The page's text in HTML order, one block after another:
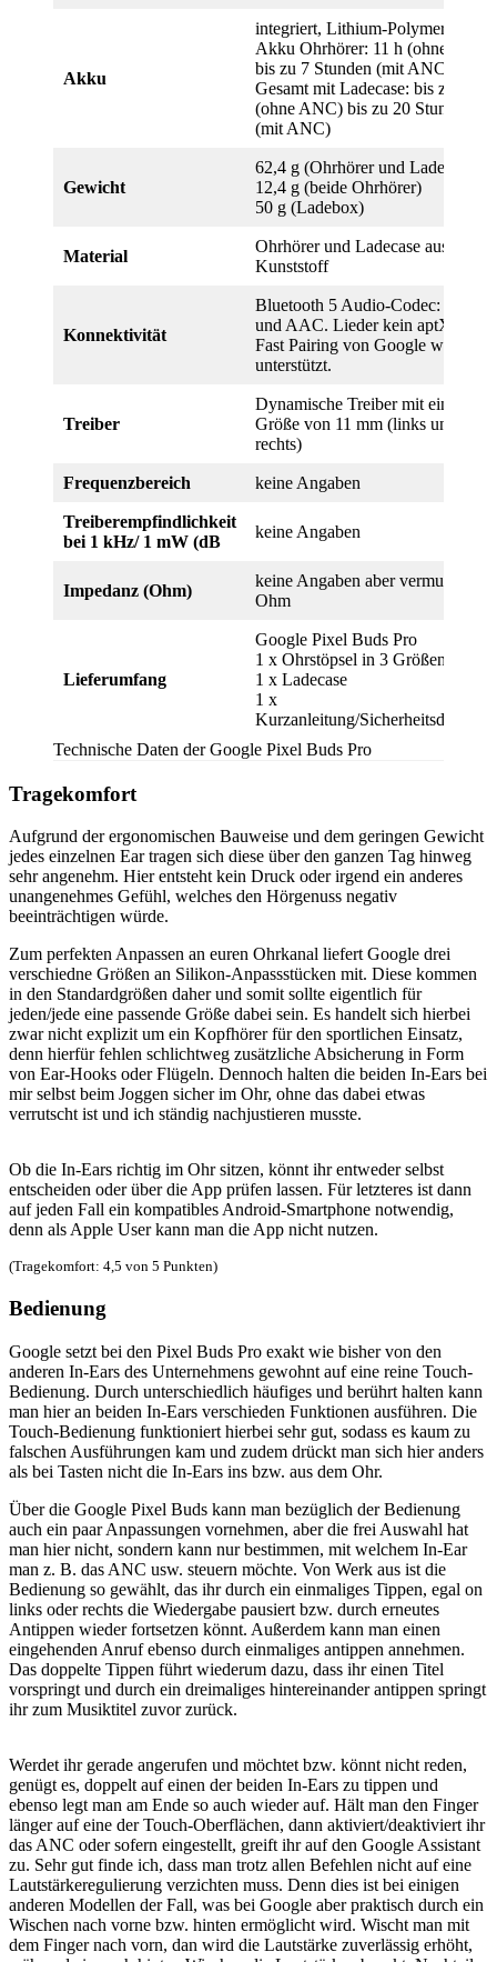
Akku
integriert, Lithium-Polymer-Akku
Akku Ohrhörer: 11 h (ohne ANC)
bis zu 7 Stunden (mit ANC)
Gesamt mit Ladecase: bis zu 31 h
(ohne ANC) bis zu 20 Stunden
(mit ANC)
Gewicht
62,4 g (Ohrhörer und Ladebox)
12,4 g (beide Ohrhörer)
50 g (Ladebox)
Material
Ohrhörer und Ladecase aus
Kunststoff
Konnektivität
Bluetooth 5 Audio-Codec: SBC
und AAC. Lieder kein aptX
Fast Pairing von Google wird
unterstützt.
Treiber
Dynamische Treiber mit einer
Größe von 11 mm (links und
rechts)
Frequenzbereich keine Angaben
Treiberempfindlichkeit
bei 1 kHz/ 1 mW (dB
keine Angaben
Impedanz (Ohm)
keine Angaben aber vermutlich 16
Ohm
Lieferumfang
Google Pixel Buds Pro
1 x Ohrstöpsel in 3 Größen
1 x Ladecase
1 x
Kurzanleitung/
Technische Daten der Google Pixel Buds Pro
Tragekomfort
Aufgrund der ergonomischen Bauweise und dem geringen Gewicht
jedes einzelnen Ear tragen sich diese über den ganzen Tag hinweg
sehr angenehm. Hier entsteht kein Druck oder irgend ein anderes
unangenehmes Gefühl, welches den Hörgenuss negativ
beeinträchtigen würde.
Zum perfekten Anpassen an euren Ohrkanal liefert Google drei
verschiedne Größen an Silikon-Anpassstücken mit. Diese kommen
in den Standardgrößen daher und somit sollte eigentlich für
jeden/jede eine passende Größe dabei sein. Es handelt sich hierbei
zwar nicht explizit um ein Kopfhörer für den sportlichen Einsatz,
denn hierfür fehlen schlichtweg zusätzliche Absicherung in Form
von Ear-Hooks oder Flügeln. Dennoch halten die beiden In-Ears bei
mir selbst beim Joggen sicher im Ohr, ohne das dabei etwas
verrutscht ist und ich ständig nachjustieren musste.
Ob die In-Ears richtig im Ohr sitzen, könnt ihr entweder selbst
entscheiden oder über die App prüfen lassen. Für letzteres ist dann
auf jeden Fall ein kompatibles Android-Smartphone notwendig,
denn als Apple User kann man die App nicht nutzen.
(Tragekomfort: 4,5 von 5 Punkten)
Bedienung
Google setzt bei den Pixel Buds Pro exakt wie bisher von den
anderen In-Ears des Unternehmens gewohnt auf eine reine Touch-
Bedienung. Durch unterschiedlich häufiges und berührt halten kann
man hier an beiden In-Ears verschieden Funktionen ausführen. Die
Touch-Bedienung funktioniert hierbei sehr gut, sodass es kaum zu
falschen Ausführungen kam und zudem drückt man sich hier anders
als bei Tasten nicht die In-Ears ins bzw. aus dem Ohr.
Über die Google Pixel Buds kann man bezüglich der Bedienung
auch ein paar Anpassungen vornehmen, aber die frei Auswahl hat
man hier nicht, sondern kann nur bestimmen, mit welchem In-Ear
man z. B. das ANC usw. steuern möchte. Von Werk aus ist die
Bedienung so gewählt, das ihr durch ein einmaliges Tippen, egal on
links oder rechts die Wiedergabe pausiert bzw. durch erneutes
Antippen wieder fortsetzen könnt. Außerdem kann man einen
eingehenden Anruf ebenso durch einmaliges antippen annehmen.
Das doppelte Tippen führt wiederum dazu, dass ihr einen Titel
vorspringt und durch ein dreimaliges hintereinander antippen springt
ihr zum Musiktitel zuvor zurück.
Werdet ihr gerade angerufen und möchtet bzw. könnt nicht reden,
genügt es, doppelt auf einen der beiden In-Ears zu tippen und
ebenso legt man am Ende so auch wieder auf. Hält man den Finger
länger auf eine der Touch-Oberflächen, dann aktiviert/deaktiviert ihr
das ANC oder sofern eingestellt, greift ihr auf den Google Assistant
zu. Sehr gut finde ich, dass man trotz allen Befehlen nicht auf eine
Lautstärkeregulierung verzichten muss. Denn dies ist bei einigen
anderen Modellen der Fall, was bei Google aber praktisch durch ein
Wischen nach vorne bzw. hinten ermöglicht wird. Wischt man mit
dem Finger nach vorn, dan wird die Lautstärke zuverlässig erhöht,